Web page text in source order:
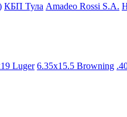
КБП Тула Amadeo Rossi S.A.
Luger 6.35x15.5 Browning